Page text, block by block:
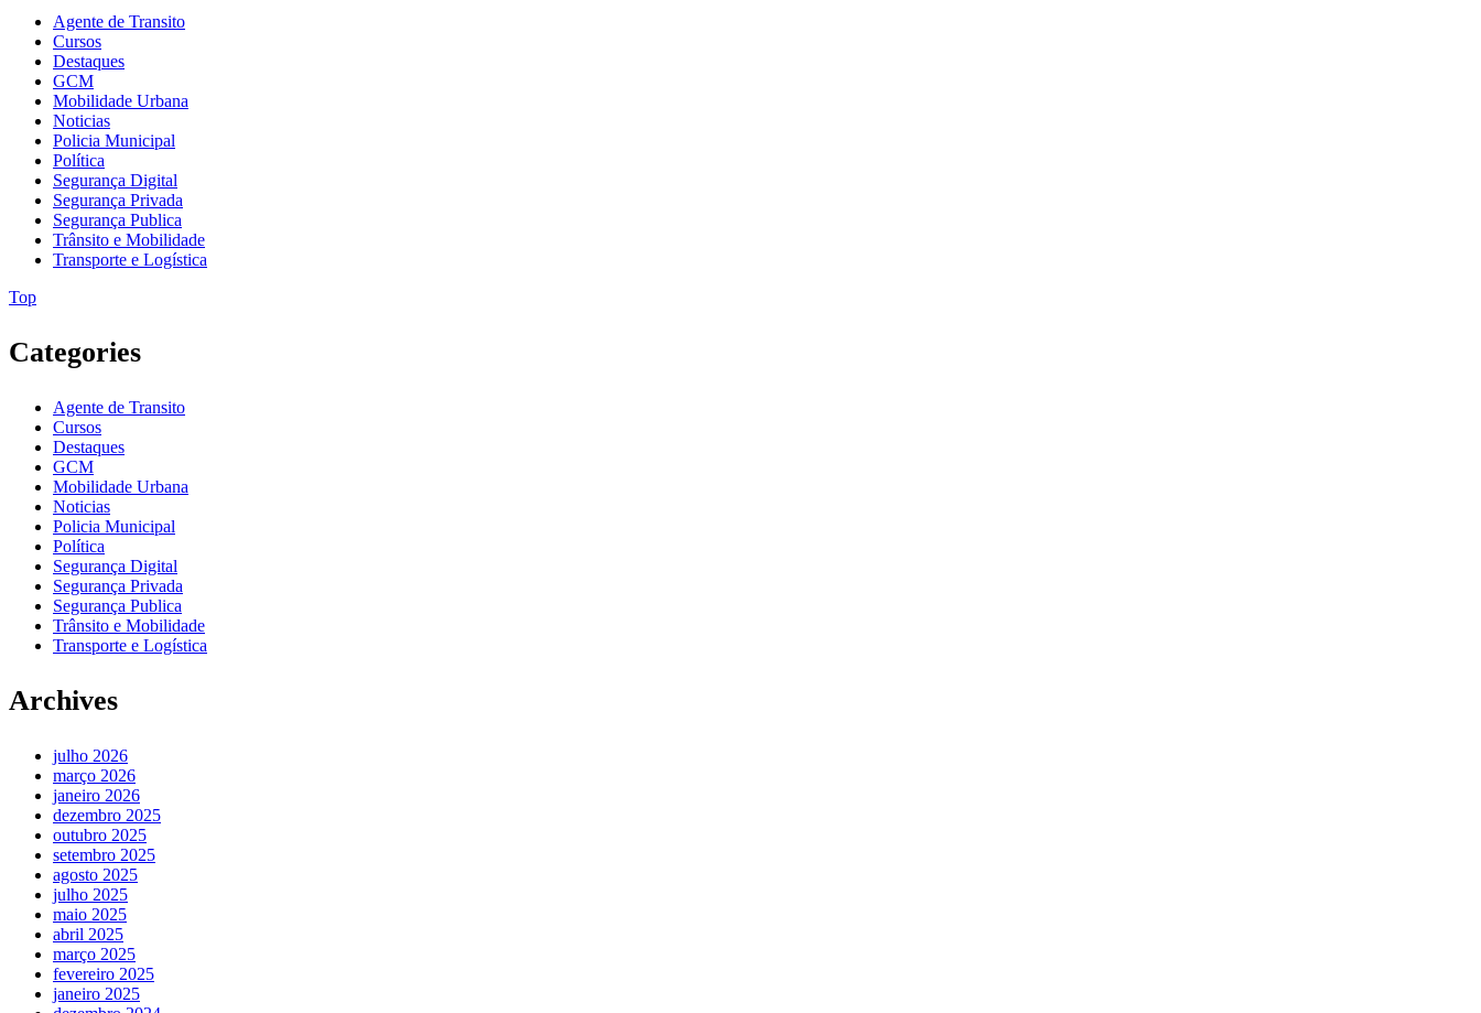
Agente de Transito
Cursos
Destaques
GCM
Mobilidade Urbana
Noticias
Policia Municipal
Política
Segurança Digital
Segurança Privada
Segurança Publica
Trânsito e Mobilidade
Transporte e Logística
Top
Categories
Agente de Transito
Cursos
Destaques
GCM
Mobilidade Urbana
Noticias
Policia Municipal
Política
Segurança Digital
Segurança Privada
Segurança Publica
Trânsito e Mobilidade
Transporte e Logística
Archives
julho 2026
março 2026
janeiro 2026
dezembro 2025
outubro 2025
setembro 2025
agosto 2025
julho 2025
maio 2025
abril 2025
março 2025
fevereiro 2025
janeiro 2025